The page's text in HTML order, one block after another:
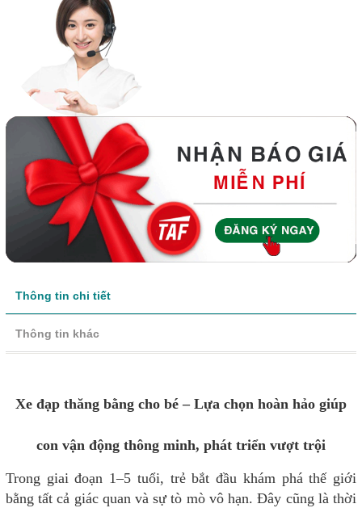
Thông tin chi tiết
Thông tin khác
Xe đạp thăng bằng cho bé – Lựa chọn hoàn hảo giúp
con vận động thông minh, phát triển vượt trội
Trong giai đoạn 1–5 tuổi, trẻ bắt đầu khám phá thế giới
bằng tất cả giác quan và sự tò mò vô hạn. Đây cũng là thời